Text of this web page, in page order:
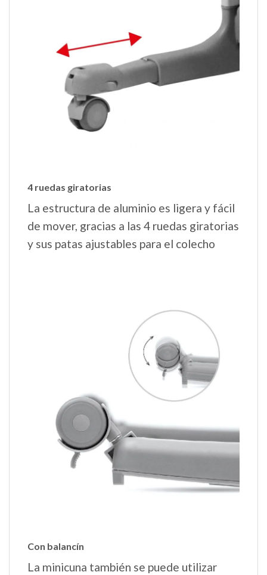
4 ruedas giratorias
La estructura de aluminio es ligera y fácil
de mover, gracias a las 4 ruedas giratorias
y sus patas ajustables para el colecho
Con balancín
La minicuna también se puede utilizar